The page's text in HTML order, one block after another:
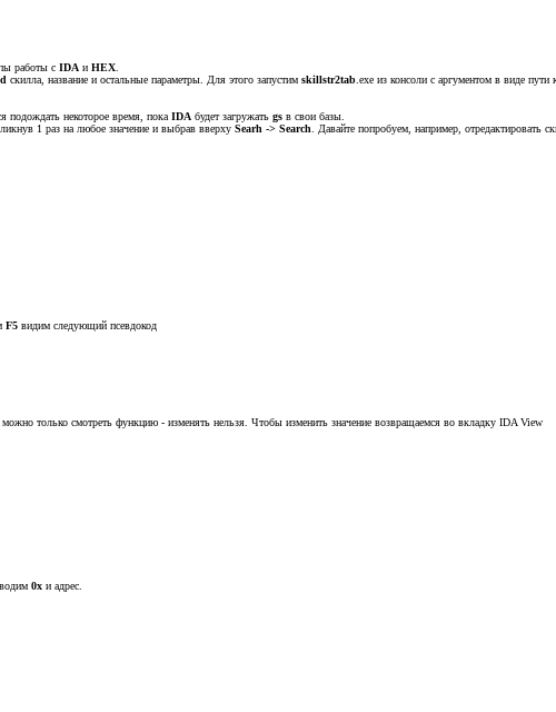
работы с IDA и HEX
скилла, название и остальные параметры. Для этого запустим skillstr2tab .exe из консоли с аргументом в виде пути
подождать некоторое время, пока IDA будет загружать gs в свои базы.
1 раз на любое значение и выбрав вверху Searh -> Search . Давайте попробуем, например, отредактировать
F5 видим следующий псевдокод
только смотреть функцию - изменять нельзя. Чтобы изменить значение возвращаемся во вкладку IDA View
0x и адрес.